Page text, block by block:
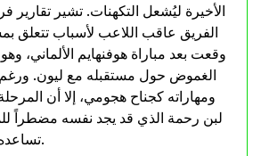
الأخيرة ليُشعل التكهنات. تشير
الفريق عاقب اللاعب لأسباب تتعلق
وقعت بعد مباراة هوفنهايم الألماني،
الغموض حول مستقبله مع ليون. ورغم
ومهاراته كجناح هجومي، إلا أن
لبن رحمة الذي قد يجد نفسه مضطراً
تساعده على استعادة تألقه.